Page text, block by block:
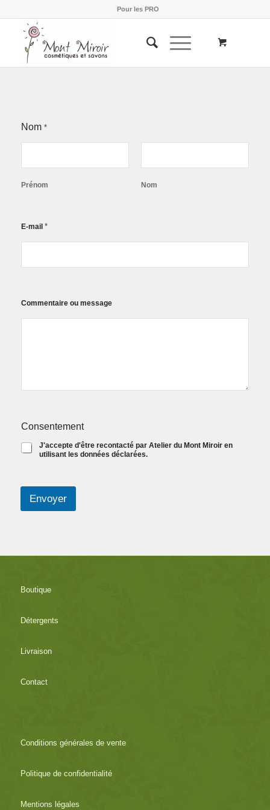
Pour les PRO
Nom *
Prénom Nom
E-mail *
Commentaire ou message
Consentement
J'accepte d'être recontacté par Atelier du Mont Miroir en
utilisant les données déclarées.
Envoyer
Boutique
Détergents
Livraison
Contact
Conditions générales de vente
Politique de confidentialité
Mentions légales